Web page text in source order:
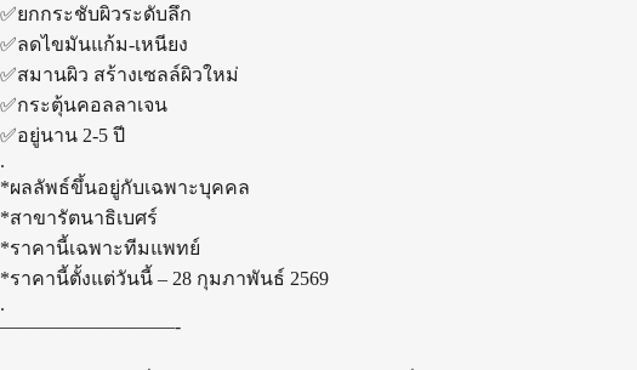
✅ยกกระชับผิวระดับลึก
✅ลดไขมันแก้ม-เหนียง
✅สมานผิว สร้างเซลล์ผิวใหม่
✅กระตุ้นคอลลาเจน
✅อยู่นาน 2-5 ปี
.
*ผลลัพธ์ขึ้นอยู่กับเฉพาะบุคคล
*สาขารัตนาธิเบศร์
*ราคานี้เฉพาะทีมแพทย์
*ราคานี้ตั้งแต่วันนี้ – 28 กุมภาพันธ์ 2569
.
—————————-